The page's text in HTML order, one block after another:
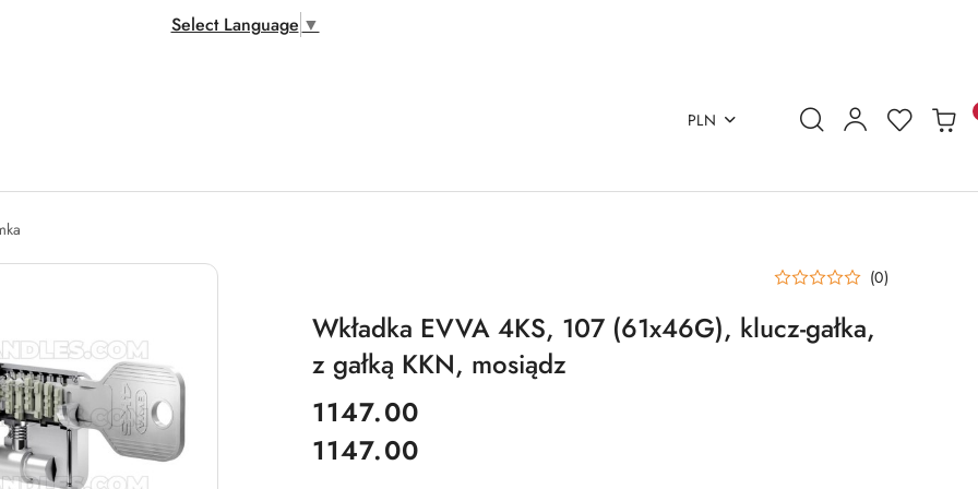
Select Language ▼
PLN
(0)
Wkładka EVVA 4KS, 107 (61x46G), klucz-gałka,
z gałką KKN, mosiądz
cena:
1147.00
Cena:
1147.00